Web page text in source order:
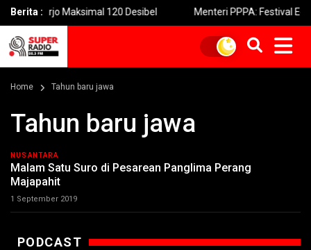
Berita :Maksimal 120 Desibel Menteri PPPA: Festival Egrang
Home Tahun baru jawa
Tahun baru jawa
NUSANTARA
Malam Satu Suro di Pesarean Panglima Perang
Majapahit
1 September 2019
PODCAST